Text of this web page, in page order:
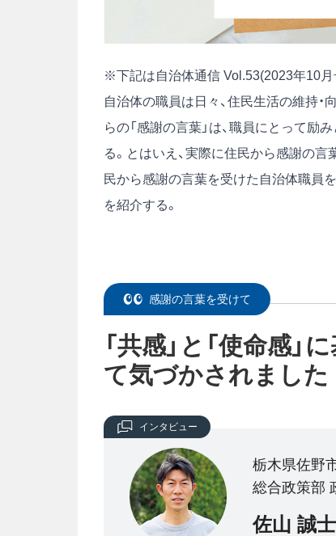
※下記は自治体通信 Vol.53(2023年10月
自治体の職員は日々、住民生活の維持
らの「感謝の言葉」は、職員にとって励
る。とはいえ、実際に住民から感謝の
民から感謝の言葉を受けた自治体職員
を紹介する。
感謝の言葉を受けて
「共感」と「使命感
て気づかされました
インタビュー
栃木県佐野
総合政策部
佐山 誠士